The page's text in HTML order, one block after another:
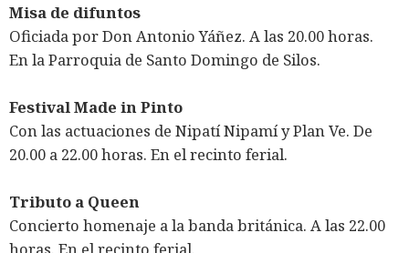
Misa de difuntos
Oficiada por Don Antonio Yáñez. A las 20.00 horas.
En la Parroquia de Santo Domingo de Silos.
Festival Made in Pinto
Con las actuaciones de Nipatí Nipamí y Plan Ve. De
20.00 a 22.00 horas. En el recinto ferial.
Tributo a Queen
Concierto homenaje a la banda británica. A las 22.00